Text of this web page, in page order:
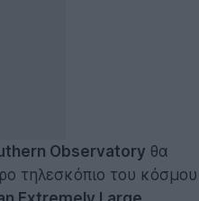
Observatory θα
τηλεσκόπιο του κόσμου